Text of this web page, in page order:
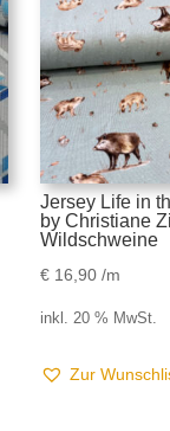
Jersey Life in
by Christiane
Wildschweine
€ 16,90 /m
inkl. 20 % MwSt.
Zur